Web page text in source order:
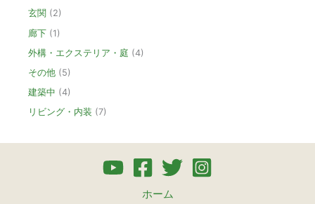
玄関 (2)
廊下 (1)
外構・エクステリア・庭 (4)
その他 (5)
建築中 (4)
リビング・内装 (7)
ホーム